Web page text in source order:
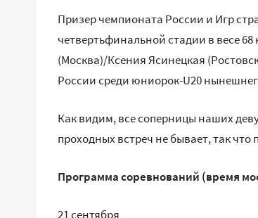
Призер чемпионата России и Игр
четвертьфинальной стадии в весе
(Москва)/Ксения Ясинецкая
России среди юниорок-U20
Как видим, все соперницы наших
проходных встреч не бывает, так
Программа соревнований (время
21 сентября